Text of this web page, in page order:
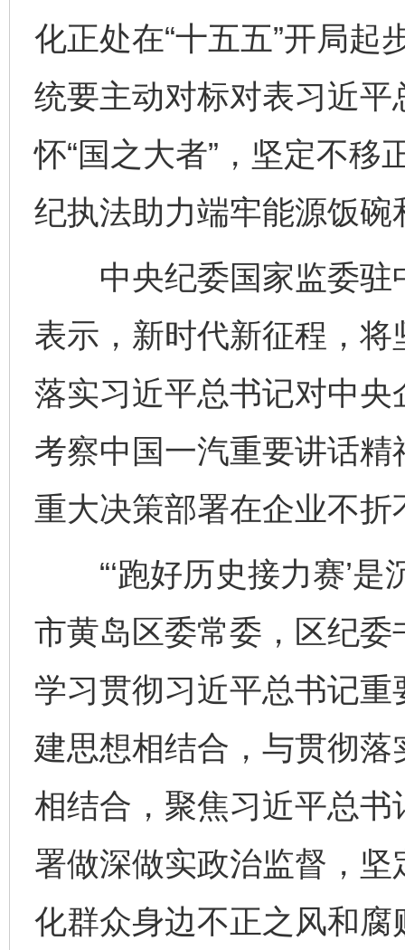
化正处在“十五五”开局起
统要主动对标对表习近
怀“国之大者”，坚定不移
纪执法助力端牢能源饭碗
中央纪委国家监委驻
表示，新时代新征程，
落实习近平总书记对中
考察中国一汽重要讲话
重大决策部署在企业不折
“‘跑好历史接力赛’是
市黄岛区委常委，区纪
学习贯彻习近平总书记
建思想相结合，与贯彻
相结合，聚焦习近平总
署做深做实政治监督，
化群众身边不正之风和